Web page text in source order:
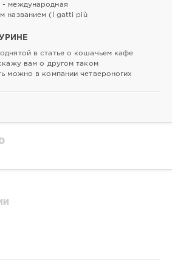
- международная
названием (I gatti più
в статье о кошачьем кафе
вам о другом таком
можно в компании четвероногих